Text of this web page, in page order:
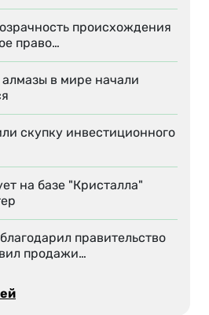
происхождения
право…
в мире начали
скупку инвестиционного
на базе "Кристалла"
правительство
продажи…